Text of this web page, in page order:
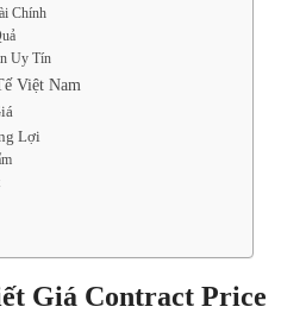
Chính
Uy Tín
Việt Nam
Lợi
Giá Contract Price